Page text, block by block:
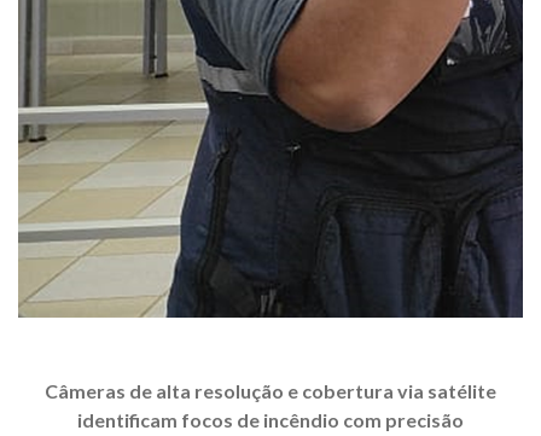
Câmeras de alta resolução e cobertura via satélite
identificam focos de incêndio com precisão